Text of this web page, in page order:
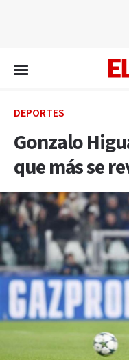
DEPORTES
Gonzalo
que más se